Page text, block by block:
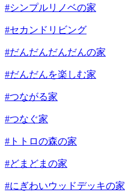
#シンプルリノベの家
#セカンドリビング
#だんだんだんだんの家
#だんだんを楽しむ家
#つながる家
#つなぐ家
#トトロの森の家
#どまどまの家
#にぎわいウッドデッキの家